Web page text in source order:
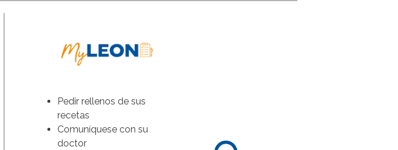
Pedir rellenos de sus
recetas
Comuníquese con su
doctor